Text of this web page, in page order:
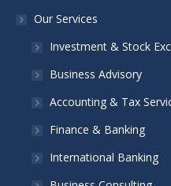
Our Services
Investment & Stock
Business Advisory
Accounting & Tax
Finance & Banking
International Banking